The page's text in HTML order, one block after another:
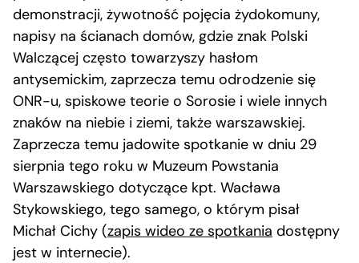
demonstracji, żywotność pojęcia żydokomuny,
napisy na ścianach domów, gdzie znak Polski
Walczącej często towarzyszy hasłom
antysemickim, zaprzecza temu odrodzenie się
ONR-u, spiskowe teorie o Sorosie i wiele innych
znaków na niebie i ziemi, także warszawskiej.
Zaprzecza temu jadowite spotkanie w dniu 29
sierpnia tego roku w Muzeum Powstania
Warszawskiego dotyczące kpt. Wacława
Stykowskiego, tego samego, o którym pisał
Michał Cichy (zapis wideo ze spotkania dostępny
jest w internecie).